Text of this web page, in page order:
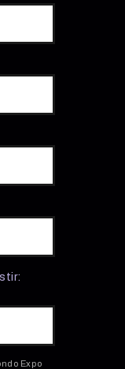
Expo